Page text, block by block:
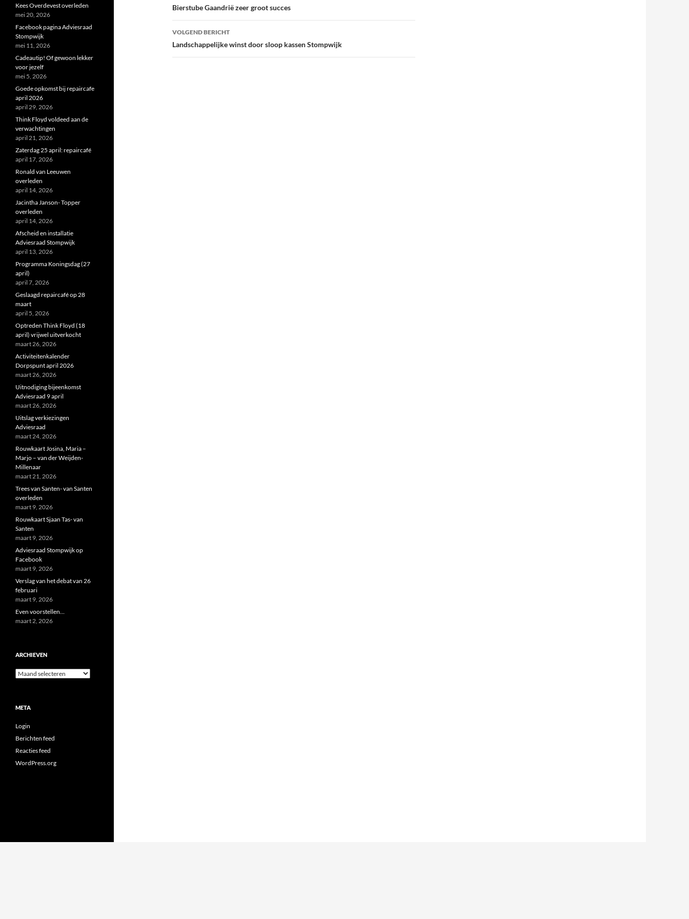
navigatie
Bierstube Gaandrië zeer groot succes
VOLGEND BERICHT
Landschappelijke winst door sloop kassen Stompwijk
Kees Overdevest overleden
mei 20, 2026
Facebook pagina Adviesraad
Stompwijk
mei 11, 2026
Cadeautip! Of gewoon lekker
voor jezelf
mei 5, 2026
Goede opkomst bij repaircafe
april 2026
april 29, 2026
Think Floyd voldeed aan de
verwachtingen
april 21, 2026
Zaterdag 25 april: repaircafé
april 17, 2026
Ronald van Leeuwen
overleden
april 14, 2026
Jacintha Janson- Topper
overleden
april 14, 2026
Afscheid en installatie
Adviesraad Stompwijk
april 13, 2026
Programma Koningsdag (27
april)
april 7, 2026
Geslaagd repaircafé op 28
maart
april 5, 2026
Optreden Think Floyd (18
april) vrijwel uitverkocht
maart 26, 2026
Activiteitenkalender
Dorpspunt april 2026
maart 26, 2026
Uitnodiging bijeenkomst
Adviesraad 9 april
maart 26, 2026
Uitslag verkiezingen
Adviesraad
maart 24, 2026
Rouwkaart Josina, Maria –
Marjo – van der Weijden-
Millenaar
maart 21, 2026
Trees van Santen- van Santen
overleden
maart 9, 2026
Rouwkaart Sjaan Tas- van
Santen
maart 9, 2026
Adviesraad Stompwijk op
Facebook
maart 9, 2026
Verslag van het debat van 26
februari
maart 9, 2026
Even voorstellen…
maart 2, 2026
ARCHIEVEN
Archieven
META
Login
Berichten feed
Reacties feed
WordPress.org